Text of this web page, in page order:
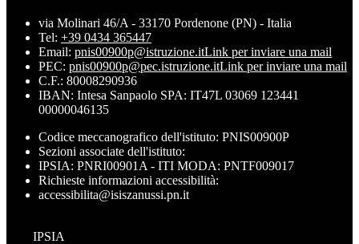
via Molinari 46/A - 33170 Pordenone (PN) - Italia
Tel: +39 0434 365447
Email: pnis00900p@istruzione.itLink per inviare una mail
PEC: pnis00900p@pec.istruzione.itLink per inviare una mail
C.F.: 80008290936
IBAN: Intesa Sanpaolo SPA: IT47L 03069 123441
00000046135
Codice meccanografico dell'istituto: PNIS00900P
Sezioni associate dell'istituto:
IPSIA: PNRI00901A - ITI MODA: PNTF009017
Richieste informazioni accessibilità:
accessibilita@isiszanussi.pn.it
IPSIA